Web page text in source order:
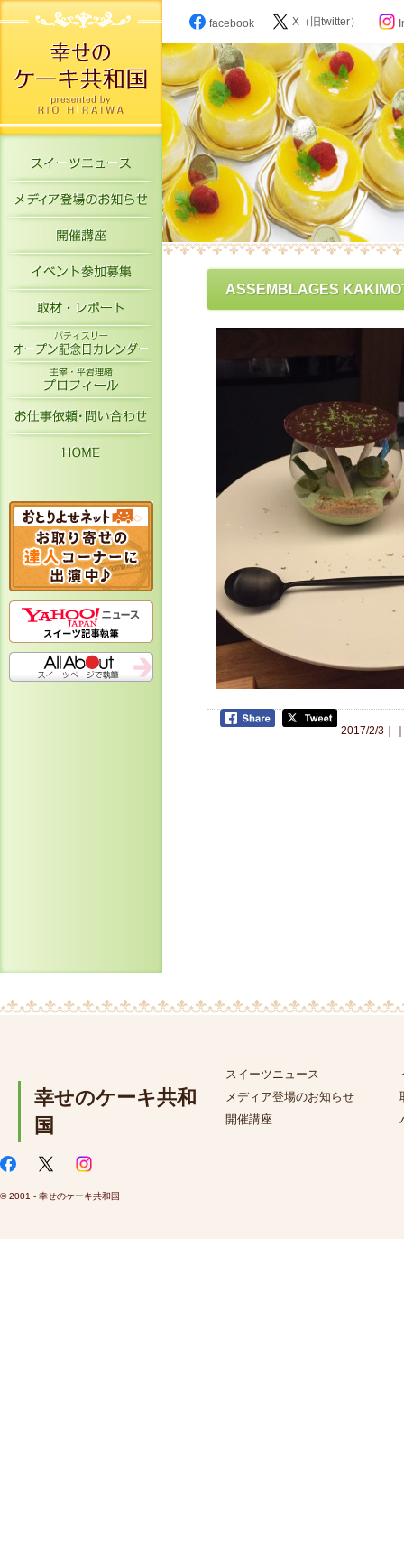
スイーツニュース
メディア登場のお知らせ
開催講座
イベント参加募集
主宰・平岩理緒プロフィール
お仕事依頼・お問い合わせ
facebook X（旧twitter）
ASSEMBLAGES
2017/2/3｜
幸せのケーキ共和
国
スイーツニュース
メディア登場のお知らせ
開催講座
© 2001 - 幸せのケーキ共和国